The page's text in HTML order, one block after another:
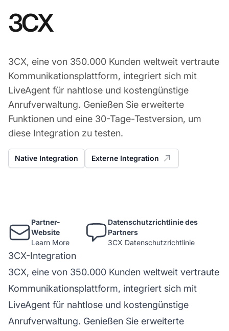
3CX
3CX, eine von 350.000 Kunden weltweit vertraute
Kommunikationsplattform, integriert sich mit
LiveAgent für nahtlose und kostengünstige
Anrufverwaltung. Genießen Sie erweiterte
Funktionen und eine 30-Tage-Testversion, um
diese Integration zu testen.
Native Integration Externe Integration
Partner-
Website
Learn More
Datenschutzrichtlinie des
Partners
3CX Datenschutzrichtlinie
3CX-Integration
3CX, eine von 350.000 Kunden weltweit vertraute
Kommunikationsplattform, integriert sich mit
LiveAgent für nahtlose und kostengünstige
Anrufverwaltung. Genießen Sie erweiterte